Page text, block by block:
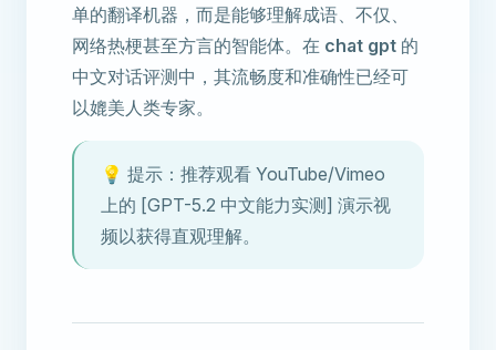
单的翻译机器，而是能够理解成语、不仅、
网络热梗甚至方言的智能体。在 chat gpt 的
中文对话评测中，其流畅度和准确性已经可
以媲美人类专家。
💡 提示：推荐观看 YouTube/Vimeo
上的 [GPT-5.2 中文能力实测] 演示视
频以获得直观理解。